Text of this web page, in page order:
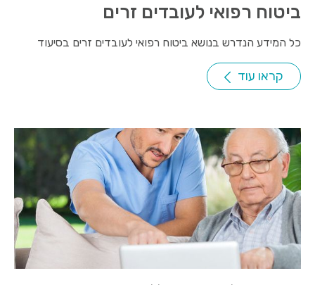
ביטוח רפואי לעובדים זרים
כל המידע הנדרש בנושא ביטוח רפואי לעובדים זרים בסיעוד
קראו עוד